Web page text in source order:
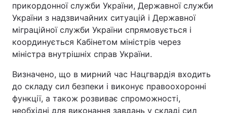
прикордонної служби України, Державної служби
України з надзвичайних ситуацій і Державної
міграційної служби України спрямовується і
координується Кабінетом міністрів через
міністра внутрішніх справ України.
Визначено, що в мирний час Нацгвардія входить
до складу сил безпеки і виконує правоохоронні
функції, а також розвиває спроможності,
необхідні для виконання завдань у складі сил